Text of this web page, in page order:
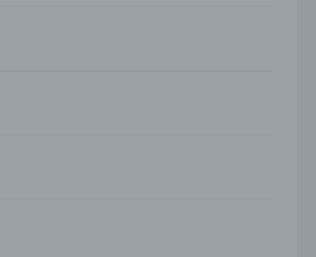
Daten nicht
oder für die Verarbeitung
Behörde, Einrichtung